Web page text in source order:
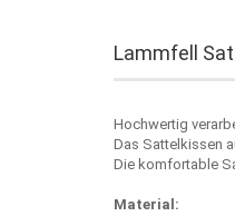
Lammfell
Hochwertig
Das Sattelkissen
Die komfortable
Material: